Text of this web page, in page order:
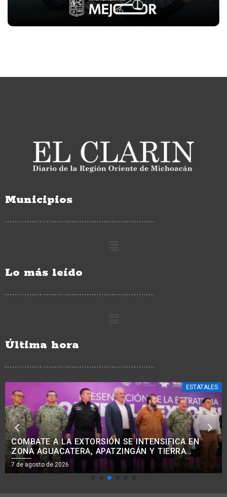
Municipios
Lo más leído
Última hora
ESTATALES
COMBATE A LA EXTORSIÓN SE INTENSIFICA EN
ZONA AGUACATERA, APATZINGÁN Y TIERRA
CALIENTE: BEDOLLA
7 de agosto de 2026